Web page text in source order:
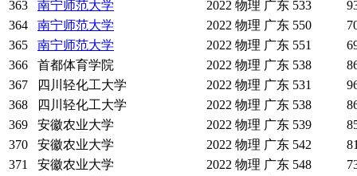
363 南宁师范大学 2022 物理 广东 533
364
南宁师范大学 2022 物理 广东 550
365
南宁师范大学 2022 物理 广东 551
366
首都体育学院 2022 物理 广东 538
367
四川轻化工大学 2022 物理 广东 531
368
四川轻化工大学 2022 物理 广东 538
369
安徽农业大学 2022 物理 广东 539
370
安徽农业大学 2022 物理 广东 542
371
安徽农业大学 2022 物理 广东 548